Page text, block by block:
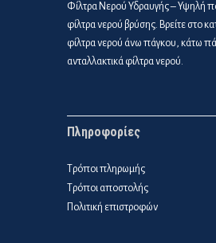
Φίλτρα Νερού Υδραυγής – Υψηλή
φίλτρα νερού βρύσης. Βρείτε στο
φίλτρα νερού άνω πάγκου, κάτω
ανταλλακτικά φίλτρα νερού.
Πληροφορίες
Τρόποι πληρωμής
Τρόποι αποστολής
Πολιτική επιστροφών